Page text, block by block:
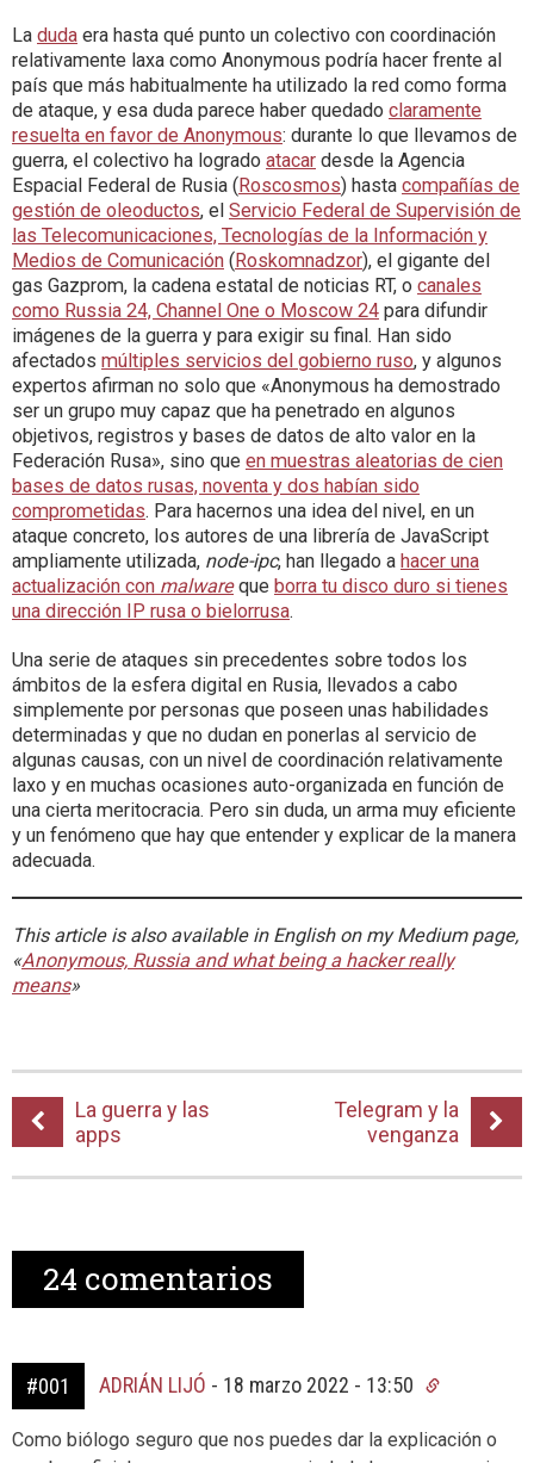
La duda era hasta qué punto un colectivo con coordinación
relativamente laxa como Anonymous podría hacer frente al
país que más habitualmente ha utilizado la red como forma
de ataque, y esa duda parece haber quedado claramente
resuelta en favor de Anonymous: durante lo que llevamos de
guerra, el colectivo ha logrado atacar desde la Agencia
Espacial Federal de Rusia ( Roscosmos) hasta compañías de
gestión de oleoductos, el Servicio Federal de Supervisión de
las Telecomunicaciones, Tecnologías de la Información y
Medios de Comunicación ( Roskomnadzor), el gigante del
gas Gazprom, la cadena estatal de noticias RT, o canales
como Russia 24, Channel One o Moscow 24 para difundir
imágenes de la guerra y para exigir su final. Han sido
afectados múltiples servicios del gobierno ruso, y algunos
expertos afirman no solo que «Anonymous ha demostrado
ser un grupo muy capaz que ha penetrado en algunos
objetivos, registros y bases de datos de alto valor en la
Federación Rusa», sino que en muestras aleatorias de cien
bases de datos rusas, noventa y dos habían sido
comprometidas. Para hacernos una idea del nivel, en un
ataque concreto, los autores de una librería de JavaScript
ampliamente utilizada, node-ipc, han llegado a hacer una
actualización con malwareque borra tu disco duro si tienes
una dirección IP rusa o bielorrusa.
Una serie de ataques sin precedentes sobre todos los
ámbitos de la esfera digital en Rusia, llevados a cabo
simplemente por personas que poseen unas habilidades
determinadas y que no dudan en ponerlas al servicio de
algunas causas, con un nivel de coordinación relativamente
laxo y en muchas ocasiones auto-organizada en función de
una cierta meritocracia. Pero sin duda, un arma muy eficiente
y un fenómeno que hay que entender y explicar de la manera
adecuada.
This article is also available in English on my Medium page,
«Anonymous, Russia and what being a hacker really
means»
La guerra y las
apps
Telegram y la
venganza
24 comentarios
#001 ADRIÁN LIJÓ - 18 marzo 2022 - 13:50
Como biólogo seguro que nos puedes dar la explicación o